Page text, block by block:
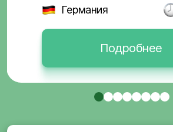
Германия
Подробнее